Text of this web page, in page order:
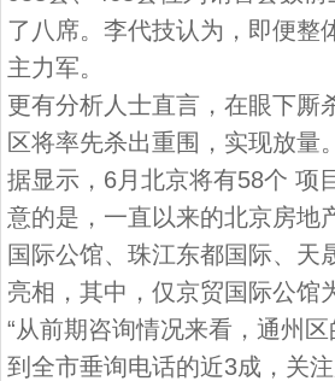
了八席。李代技认为，即便整
主力军。
更有分析人士直言，在眼下厮
区将率先杀出重围，实现放量
据显示，6月北京将有58个 项
意的是，一直以来的北京房地
国际公馆、珠江东都国际、天
亮相，其中，仅京贸国际公馆
“从前期咨询情况来看，通州
到全市垂询电话的近3成，关